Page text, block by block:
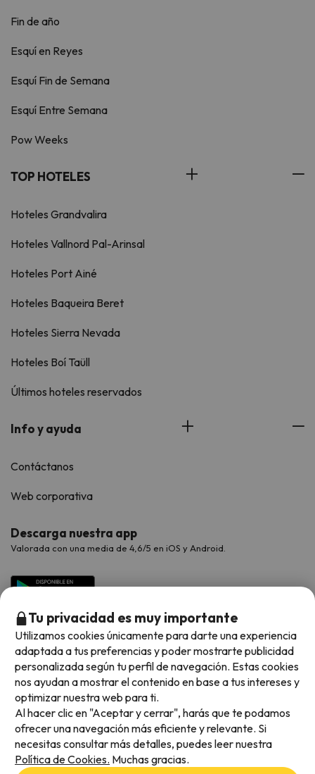
Fin de año
Esquí en Reyes
Esquí Fin de Semana
Esquí Entre Semana
Pow Weeks
TOP HOTELES
Hoteles Grandvalira
Hoteles Vallnord Pal-Arinsal
Hoteles Port Ainé
Hoteles Baqueira Beret
Hoteles Sierra Nevada
Hoteles Boí Taüll
Últimos hoteles reservados
Info y ayuda
Contáctanos
Web corporativa
Descarga nuestra app
Valorada con una media de 4,6/5 en iOS y Android.
Métodos de pago disponibles
Tu privacidad es muy importante
Utilizamos cookies únicamente para darte una experiencia
adaptada a tus preferencias y poder mostrarte publicidad
personalizada según tu perfil de navegación. Estas cookies
nos ayudan a mostrar el contenido en base a tus intereses y
optimizar nuestra web para ti.
Al hacer clic en "Aceptar y cerrar", harás que te podamos
ofrecer una navegación más eficiente y relevante. Si
necesitas consultar más detalles, puedes leer nuestra
Política de Cookies. Muchas gracias.